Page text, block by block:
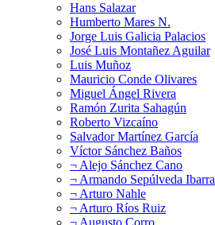
Hans Salazar
Humberto Mares N.
Jorge Luis Galicia Palacios
José Luis Montañez Aguilar
Luis Muñoz
Mauricio Conde Olivares
Miguel Ángel Rivera
Ramón Zurita Sahagún
Roberto Vizcaíno
Salvador Martínez García
Víctor Sánchez Baños
¬ Alejo Sánchez Cano
¬ Armando Sepúlveda Ibarra
¬ Arturo Nahle
¬ Arturo Ríos Ruiz
¬ Augusto Corro